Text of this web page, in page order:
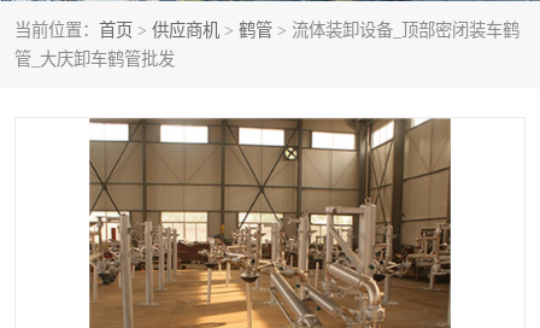
当前位置： 首页 > 供应商机 > 鹤管 > 流体装卸设备_顶部密闭装车鹤
管_大庆卸车鹤管批发